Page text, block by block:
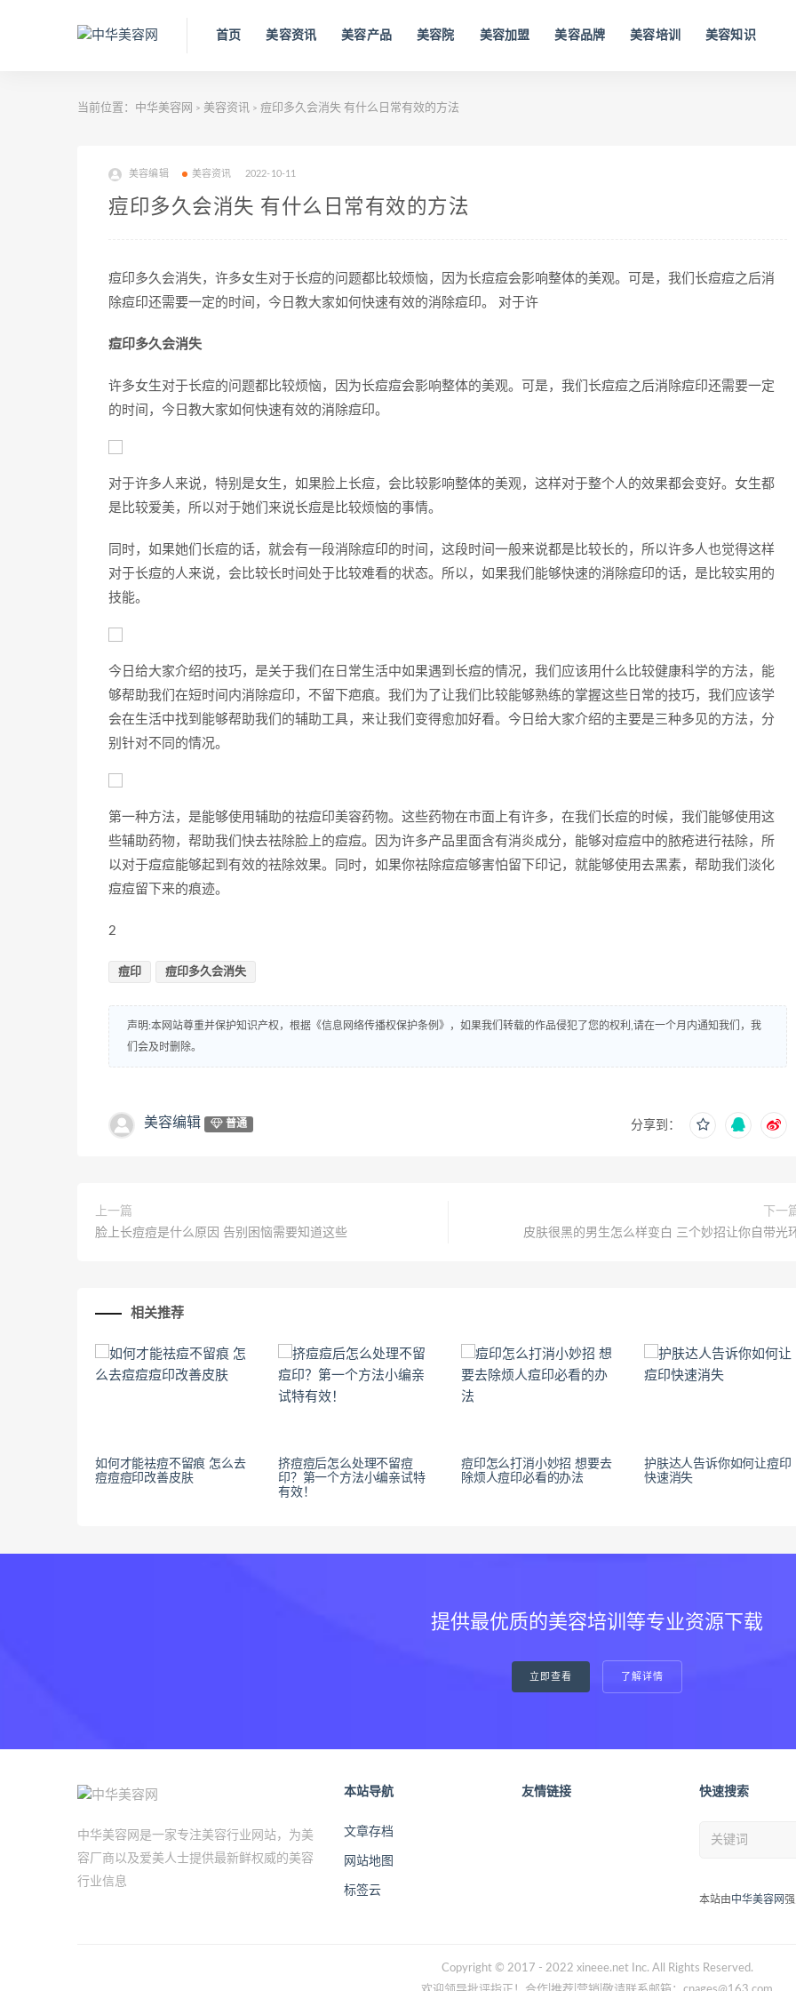
首页 美容资讯 美容产品 美容院 美容加盟 美容品牌 美容培训 美容知识
当前位置： 中华美容网 > 美容资讯 > 痘印多久会消失 有什么日常有效的方法
美容编辑 美容资讯 2022-10-11
痘印多久会消失 有什么日常有效的方法
痘印多久会消失，许多女生对于长痘的问题都比较烦恼，因为长痘痘会影响整体的美观。可是，我们长痘痘之后消
除痘印还需要一定的时间，今日教大家如何快速有效的消除痘印。 对于许
痘印多久会消失
许多女生对于长痘的问题都比较烦恼，因为长痘痘会影响整体的美观。可是，我们长痘痘之后消除痘印还需要一定
的时间，今日教大家如何快速有效的消除痘印。
对于许多人来说，特别是女生，如果脸上长痘，会比较影响整体的美观，这样对于整个人的效果都会变好。女生都
是比较爱美，所以对于她们来说长痘是比较烦恼的事情。
同时，如果她们长痘的话，就会有一段消除痘印的时间，这段时间一般来说都是比较长的，所以许多人也觉得这样
对于长痘的人来说，会比较长时间处于比较难看的状态。所以，如果我们能够快速的消除痘印的话，是比较实用的
技能。
今日给大家介绍的技巧，是关于我们在日常生活中如果遇到长痘的情况，我们应该用什么比较健康科学的方法，能
够帮助我们在短时间内消除痘印，不留下疤痕。我们为了让我们比较能够熟练的掌握这些日常的技巧，我们应该学
会在生活中找到能够帮助我们的辅助工具，来让我们变得愈加好看。今日给大家介绍的主要是三种多见的方法，分
别针对不同的情况。
第一种方法，是能够使用辅助的祛痘印美容药物。这些药物在市面上有许多，在我们长痘的时候，我们能够使用这
些辅助药物，帮助我们快去祛除脸上的痘痘。因为许多产品里面含有消炎成分，能够对痘痘中的脓疮进行祛除，所
以对于痘痘能够起到有效的祛除效果。同时，如果你祛除痘痘够害怕留下印记，就能够使用去黑素，帮助我们淡化
痘痘留下来的痕迹。
2
痘印 痘印多久会消失
声明:本网站尊重并保护知识产权，根据《信息网络传播权保护条例》，如果我们转载的作品侵犯了您的权利,请在一个月内通知我们，我
们会及时删除。
美容编辑 普通 分享到：
上一篇
脸上长痘痘是什么原因 告别困恼需要知道这些
下一
皮肤很黑的男生怎么样变白 三个妙招让你自带光
相关推荐
如何才能祛痘不留痕 怎么去
痘痘痘印改善皮肤
挤痘痘后怎么处理不留痘
印？第一个方法小编亲试特
有效！
痘印怎么打消小妙招 想要去
除烦人痘印必看的办法
护肤达人告诉你如何让痘印
快速消失
提供最优质的美容培训等专业资源下载
立即查看 了解详情
中华美容网是一家专注美容行业网站，为美
容厂商以及爱美人士提供最新鲜权威的美容
行业信息
本站导航
文章存档
网站地图
标签云
友情链接 快速搜索
本站由 中华美容网
Copyright © 2017 - 2022 xineee.net Inc. All Rights Reserved.